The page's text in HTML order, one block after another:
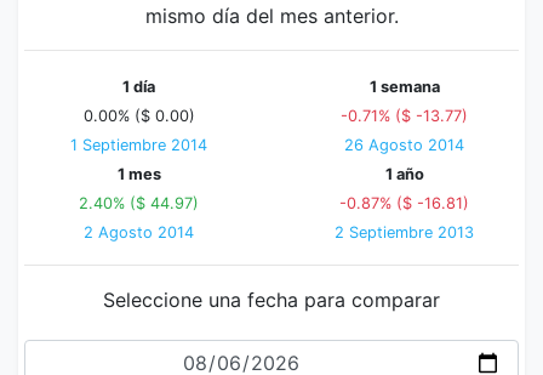
mismo día del mes anterior.
1 día
0.00% ($ 0.00)
1 Septiembre 2014
1 semana
-0.71% ($ -13.77)
26 Agosto 2014
1 mes
2.40% ($ 44.97)
2 Agosto 2014
1 año
-0.87% ($ -16.81)
2 Septiembre 2013
Seleccione una fecha para comparar
Fecha